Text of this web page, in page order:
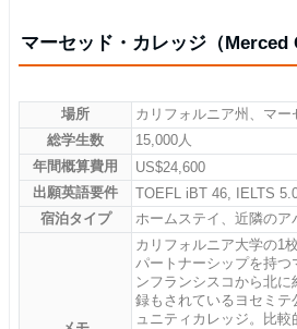
マーセッド・カレッジ（Merced
場所
カリフォルニア州、マー
総学生数
15,000人
年間概算費用
US$24,600
出願英語要件
TOEFL iBT 46, IELTS
宿泊タイプ
ホームステイ、近隣のア
カリフォルニア大学の1
パートナーシップを持
ンフランシスコから北
録もされているヨセミテ
ュニティカレッジ。比